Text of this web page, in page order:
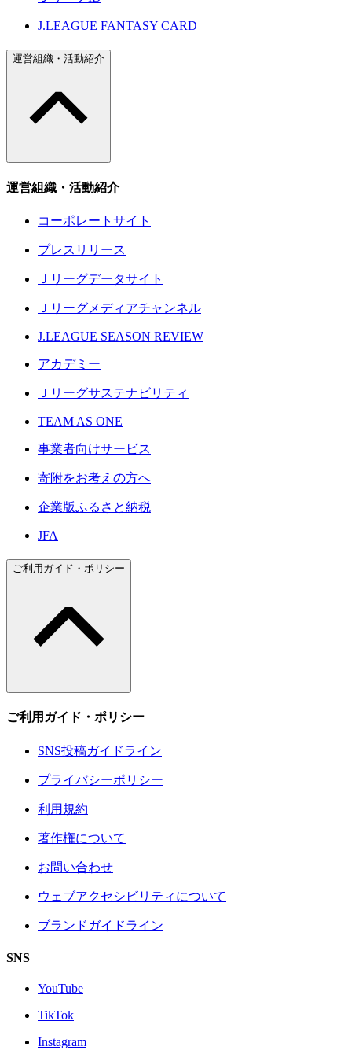
J.LEAGUE FANTASY CARD
運営組織・活動紹介
運営組織・活動紹介
コーポレートサイト
プレスリリース
Ｊリーグデータサイト
Ｊリーグメディアチャンネル
J.LEAGUE SEASON REVIEW
アカデミー
Ｊリーグサステナビリティ
TEAM AS ONE
事業者向けサービス
寄附をお考えの方へ
企業版ふるさと納税
JFA
ご利用ガイド・ポリシー
ご利用ガイド・ポリシー
SNS投稿ガイドライン
プライバシーポリシー
利用規約
著作権について
お問い合わせ
ウェブアクセシビリティについて
ブランドガイドライン
SNS
YouTube
TikTok
Instagram